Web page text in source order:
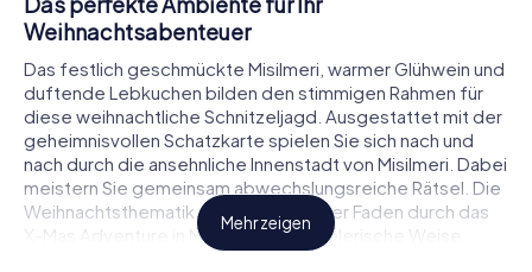
Weihnachtsabenteuer
Das festlich geschmückte Misilmeri, warmer Glühwein und
duftende Lebkuchen bilden den stimmigen Rahmen für
diese weihnachtliche Schnitzeljagd. Ausgestattet mit der
geheimnisvollen Schatzkarte spielen Sie sich nach und
nach durch die ansehnliche Innenstadt von Misilmeri. Dabei
meistern Sie gemeinsam abwechslungsreiche Rätsel. Die
Weihnachtsthematik zieht sich als roter Faden durch das
X-Mas Adventure in Misilmeri. Auf spielerische Weise
erfahren Sie faszinierende Anekdoten rund um das
Mehr zeigen